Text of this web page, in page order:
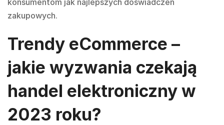
zakupowych.
Trendy eCommerce –
jakie wyzwania czekają
handel elektroniczny w
2023 roku?